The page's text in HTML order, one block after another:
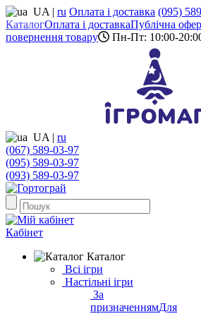
UA | ru Оплата і доставка (095)
КаталогОплата і доставкаПублічна
повернення товару
Пн-Пт: 10:00-
UA | ru
(067) 589-03-97
(095) 589-03-97
(093) 589-03-97
Кабінет
Каталог
Всі ігри
Настільні ігри
За
призначеннямДля